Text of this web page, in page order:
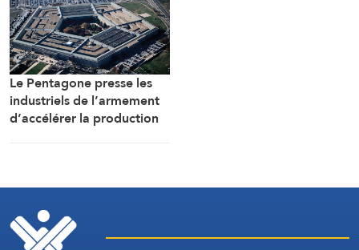
Le Pentagone presse les
industriels de l’armement
d’accélérer la production